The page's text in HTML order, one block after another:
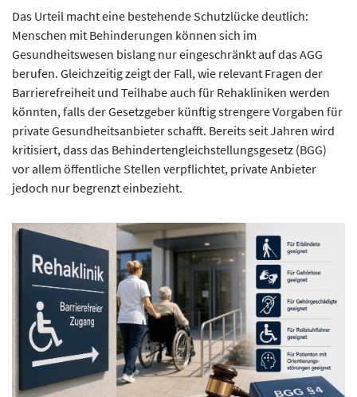
Das Urteil macht eine bestehende Schutzlücke deutlich:
Menschen mit Behinderungen können sich im
Gesundheitswesen bislang nur eingeschränkt auf das AGG
berufen. Gleichzeitig zeigt der Fall, wie relevant Fragen der
Barrierefreiheit und Teilhabe auch für Rehakliniken werden
könnten, falls der Gesetzgeber künftig strengere Vorgaben für
private Gesundheitsanbieter schafft. Bereits seit Jahren wird
kritisiert, dass das Behindertengleichstellungsgesetz (BGG)
vor allem öffentliche Stellen verpflichtet, private Anbieter
jedoch nur begrenzt einbezieht.